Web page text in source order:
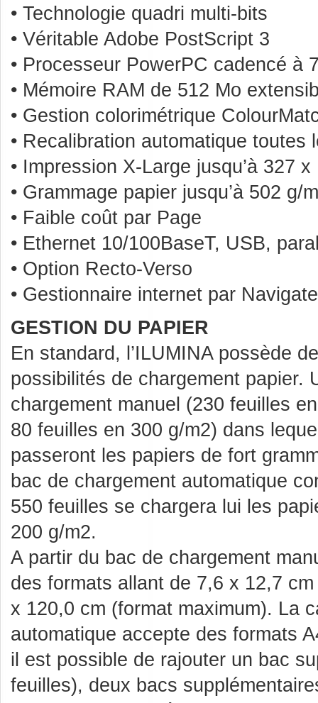
• Technologie quadri multi-bits
• Véritable Adobe PostScript 3
• Processeur PowerPC cadencé à
• Mémoire RAM de 512 Mo
• Gestion colorimétrique
• Recalibration automatique toutes
• Impression X-Large jusqu’à 327
• Grammage papier jusqu’à 502 g/
• Faible coût par Page
• Ethernet 10/100BaseT, USB,
• Option Recto-Verso
• Gestionnaire internet par
GESTION DU PAPIER
En standard, l’ILUMINA possède
possibilités de chargement papier.
chargement manuel (230 feuilles
80 feuilles en 300 g/m2) dans
passeront les papiers de fort
bac de chargement automatique
550 feuilles se chargera lui les
200 g/m2.
A partir du bac de chargement
des formats allant de 7,6 x 12,7
x 120,0 cm (format maximum). La
automatique accepte des formats
il est possible de rajouter un bac
feuilles), deux bacs